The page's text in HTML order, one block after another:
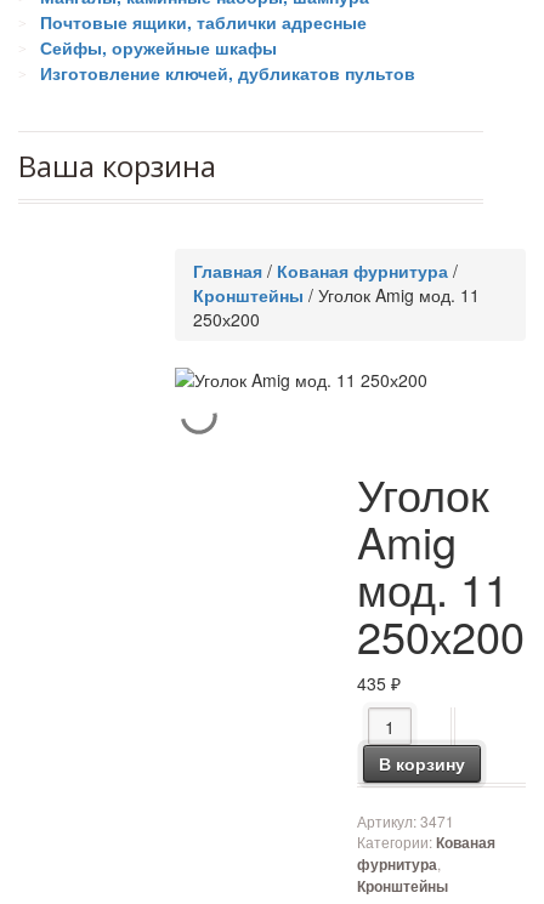
Почтовые ящики, таблички адресные
Сейфы, оружейные шкафы
Изготовление ключей, дубликатов пультов
Ваша корзина
Главная / Кованая фурнитура /
Кронштейны / Уголок Amig мод. 11
250х200
Уголок
Amig
мод. 11
250х200
435₽
Количество товара
В корзину
Артикул:3471
Категории:Кованая
фурнитура,
Кронштейны